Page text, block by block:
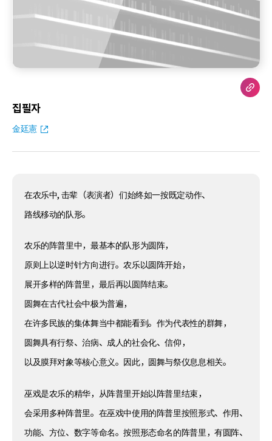
집필자
金廷憲
在农乐中, 击辈（表演者）们始终如一按既定动作、
路线移动的队形。
农乐的阵普里中，最基本的队形为圆阵，
原则上以逆时针方向进行。农乐以圆阵开始，
展开多样的阵普里，最后再以圆阵结束。
圆舞在古代社会中极为普遍，
在许多民族的集体舞当中都能看到。作为代表性的群舞，
圆舞具有行祭、治病、成人的社会化、信仰，
以及膜拜对象等核心意义。因此，圆舞与祭仪息息相关。
巫戏是农乐的精华，从阵普里开始以阵普里结束，
会采用多种阵普里。在巫戏中使用的阵普里按照形式、作用、
功能、方位、数字等命名。按照形态命名的阵普里，有圆阵、